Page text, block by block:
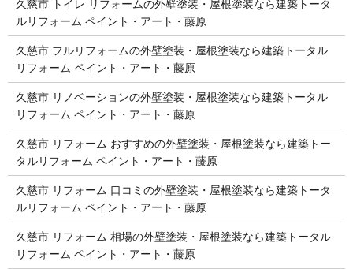
久慈市 トイレ リフォームの外壁塗装・屋根塗装なら建築トータ
ルリフォーム ペイント・アート・藤原
久慈市 フルリフォームの外壁塗装・屋根塗装なら建築トータル
リフォーム ペイント・アート・藤原
久慈市 リノベーションの外壁塗装・屋根塗装なら建築トータル
リフォーム ペイント・アート・藤原
久慈市 リフォーム おすすめの外壁塗装・屋根塗装なら建築トー
タルリフォーム ペイント・アート・藤原
久慈市 リフォーム 口コミの外壁塗装・屋根塗装なら建築トータ
ルリフォーム ペイント・アート・藤原
久慈市 リフォーム 相場の外壁塗装・屋根塗装なら建築トータル
リフォーム ペイント・アート・藤原